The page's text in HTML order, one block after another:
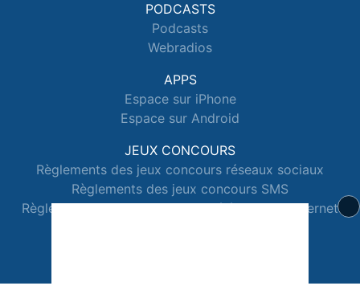
PODCASTS
Podcasts
Webradios
APPS
Espace sur iPhone
Espace sur Android
JEUX CONCOURS
Règlements des jeux concours réseaux sociaux
Règlements des jeux concours SMS
Règlements des jeux concours téléphone et internet